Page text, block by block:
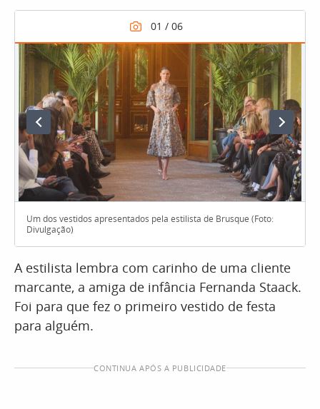
Um dos vestidos apresentados pela estilista de Brusque (Foto:
Divulgação)
A estilista lembra com carinho de uma cliente
marcante, a amiga de infância Fernanda Staack.
Foi para que fez o primeiro vestido de festa
para alguém.
CONTINUA APÓS A PUBLICIDADE